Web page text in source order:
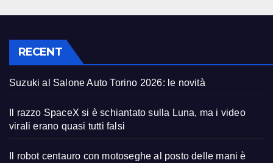
RECENT
Suzuki al Salone Auto Torino 2026: le novità
Il razzo SpaceX si è schiantato sulla Luna, ma i video
virali erano quasi tutti falsi
Il robot centauro con motoseghe al posto delle mani è